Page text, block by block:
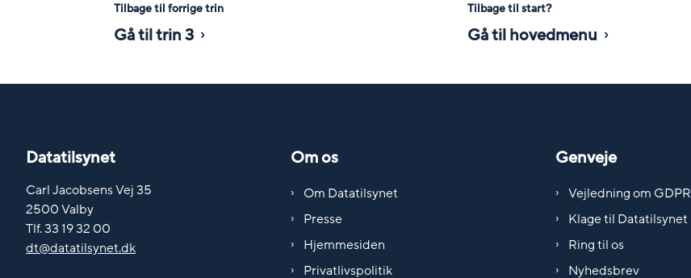
Tilbage til forrige trin
Gå til trin 3
Tilbage til start?
Gå til hovedmenu
Datatilsynet
Carl Jacobsens Vej 35
2500 Valby
Tlf. 33 19 32 00
dt@datatilsynet.dk
Om os
Om Datatilsynet
Presse
Hjemmesiden
Privatlivspolitik
Genveje
Vejledning om GDPR
Klage til Datatilsynet
Ring til os
Nyhedsbrev